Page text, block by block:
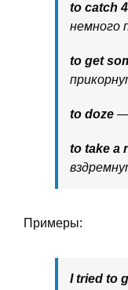
to catch
немного
to get
to doze —
to take a
Примеры:
I tried to